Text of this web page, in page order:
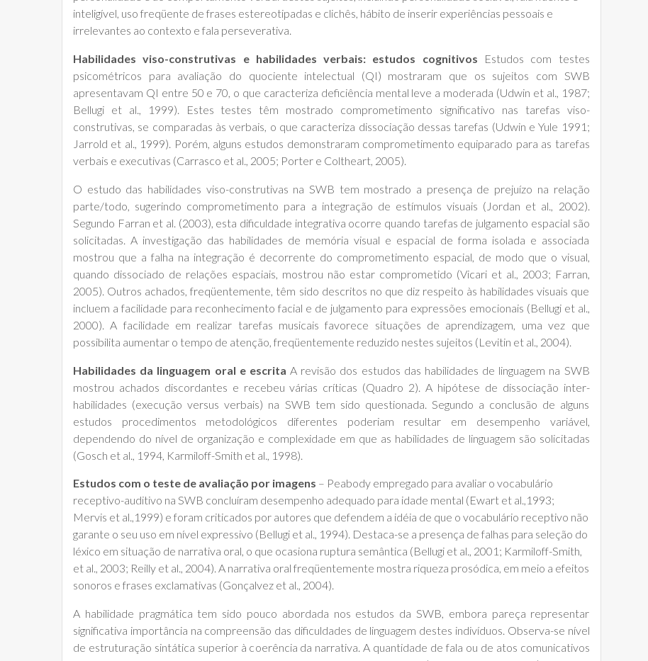
inteligível, uso freqüente de frases estereotipadas e clichês, hábito de inserir experiências pessoais e
irrelevantes ao contexto e fala perseverativa.
Habilidades viso-construtivas e habilidades verbais: estudos cognitivos Estudos com testes
psicométricos para avaliação do quociente intelectual (QI) mostraram que os sujeitos com SWB
apresentavam QI entre 50 e 70, o que caracteriza deficiência mental leve a moderada (Udwin et al., 1987;
Bellugi et al., 1999). Estes testes têm mostrado comprometimento significativo nas tarefas viso-
construtivas, se comparadas às verbais, o que caracteriza dissociação dessas tarefas (Udwin e Yule 1991;
Jarrold et al., 1999). Porém, alguns estudos demonstraram comprometimento equiparado para as tarefas
verbais e executivas (Carrasco et al., 2005; Porter e Coltheart, 2005).
O estudo das habilidades viso-construtivas na SWB tem mostrado a presença de prejuízo na relação
parte/todo, sugerindo comprometimento para a integração de estímulos visuais (Jordan et al., 2002).
Segundo Farran et al. (2003), esta dificuldade integrativa ocorre quando tarefas de julgamento espacial são
solicitadas. A investigação das habilidades de memória visual e espacial de forma isolada e associada
mostrou que a falha na integração é decorrente do comprometimento espacial, de modo que o visual,
quando dissociado de relações espaciais, mostrou não estar comprometido (Vicari et al., 2003; Farran,
2005). Outros achados, freqüentemente, têm sido descritos no que diz respeito às habilidades visuais que
incluem a facilidade para reconhecimento facial e de julgamento para expressões emocionais (Bellugi et al.,
2000). A facilidade em realizar tarefas musicais favorece situações de aprendizagem, uma vez que
possibilita aumentar o tempo de atenção, freqüentemente reduzido nestes sujeitos (Levitin et al., 2004).
Habilidades da linguagem oral e escrita A revisão dos estudos das habilidades de linguagem na SWB
mostrou achados discordantes e recebeu várias críticas (Quadro 2). A hipótese de dissociação inter-
habilidades (execução versus verbais) na SWB tem sido questionada. Segundo a conclusão de alguns
estudos procedimentos metodológicos diferentes poderiam resultar em desempenho variável,
dependendo do nível de organização e complexidade em que as habilidades de linguagem são solicitadas
(Gosch et al., 1994, Karmiloff-Smith et al., 1998).
Estudos com o teste de avaliação por imagens – Peabody empregado para avaliar o vocabulário
receptivo-auditivo na SWB concluíram desempenho adequado para idade mental (Ewart et al.,1993;
Mervis et al.,1999) e foram criticados por autores que defendem a idéia de que o vocabulário receptivo não
garante o seu uso em nível expressivo (Bellugi et al., 1994). Destaca-se a presença de falhas para seleção do
léxico em situação de narrativa oral, o que ocasiona ruptura semântica (Bellugi et al., 2001; Karmiloff-Smith,
et al., 2003; Reilly et al., 2004). A narrativa oral freqüentemente mostra riqueza prosódica, em meio a efeitos
sonoros e frases exclamativas (Gonçalvez et al., 2004).
A habilidade pragmática tem sido pouco abordada nos estudos da SWB, embora pareça representar
significativa importância na compreensão das dificuldades de linguagem destes indivíduos. Observa-se nível
de estruturação sintática superior à coerência da narrativa. A quantidade de fala ou de atos comunicativos